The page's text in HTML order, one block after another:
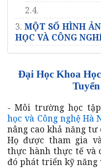
2.4.
3. MỘT SỐ HÌNH
HỌC VÀ CÔNG
Đại Học Khoa
- Môi trường học
học và Công nghệ Hà
nâng cao khả năng tư
Họ được tham gia
thực hành thực tế và
đó phát triển kỹ năng